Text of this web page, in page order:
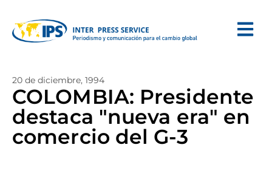
20 de diciembre, 1994
COLOMBIA: Presidente
destaca "nueva era" en
comercio del G-3